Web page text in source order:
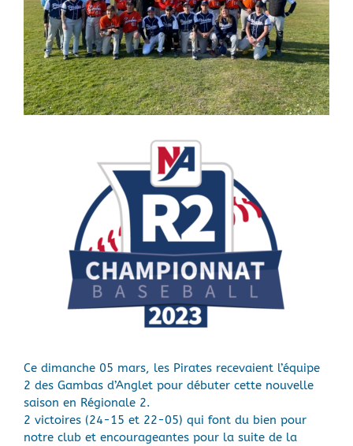
Ce dimanche 05 mars, les Pirates recevaient l’équipe
2 des Gambas d’Anglet pour débuter cette nouvelle
saison en Régionale 2.
2 victoires (24-15 et 22-05) qui font du bien pour
notre club et encourageantes pour la suite de la